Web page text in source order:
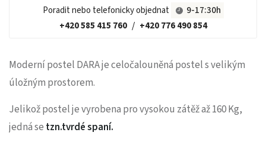
Poradit nebo telefonicky objednat
9-17:30h
+420 585 415 760 / +420 776 490 854
Moderní postel DARA je celočalouněná postel s velikým
úložným prostorem.
Jelikož postel je vyrobena pro vysokou zátěž až 160 Kg,
jedná se tzn.tvrdé spaní.